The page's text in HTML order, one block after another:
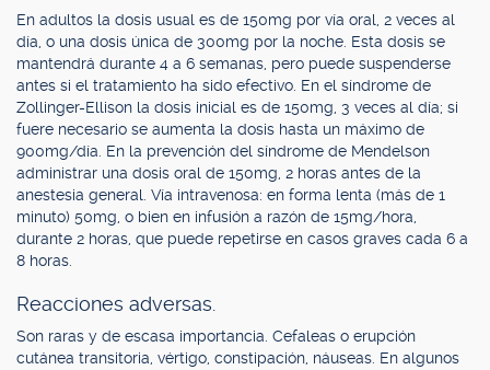
En adultos la dosis usual es de 150mg por vía oral, 2 veces al
día, o una dosis única de 300mg por la noche. Esta dosis se
mantendrá durante 4 a 6 semanas, pero puede suspenderse
antes si el tratamiento ha sido efectivo. En el síndrome de
Zollinger-Ellison la dosis inicial es de 150mg, 3 veces al día; si
fuere necesario se aumenta la dosis hasta un máximo de
900mg/día. En la prevención del síndrome de Mendelson
administrar una dosis oral de 150mg, 2 horas antes de la
anestesia general. Vía intravenosa: en forma lenta (más de 1
minuto) 50mg, o bien en infusión a razón de 15mg/hora,
durante 2 horas, que puede repetirse en casos graves cada 6 a
8 horas.
Reacciones adversas.
Son raras y de escasa importancia. Cefaleas o erupción
cutánea transitoria, vértigo, constipación, náuseas. En algunos